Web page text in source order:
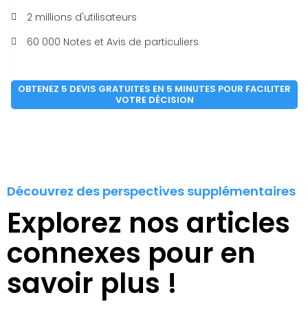
2 millions d'utilisateurs
60 000 Notes et Avis de particuliers
OBTENEZ 5 DEVIS GRATUITES EN 5 MINUTES POUR FACILITER
VOTRE DÉCISION
Découvrez des perspectives supplémentaires
Explorez nos articles
connexes pour en
savoir plus !